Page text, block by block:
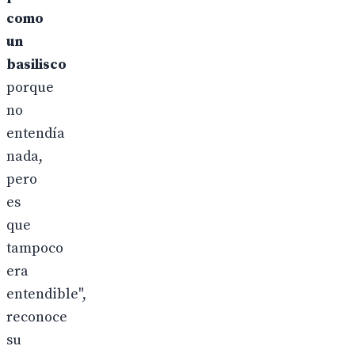
como
un
basilisco
porque
no
entendía
nada,
pero
es
que
tampoco
era
entendible",
reconoce
su